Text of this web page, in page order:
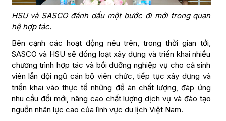
HSU và SASCO đánh dấu một bước đi mới trong quan
hệ hợp tác.
Bên cạnh các hoạt động nêu trên, trong thời gian tới,
SASCO và HSU sẽ đồng loạt xây dựng và triển khai nhiều
chương trình hợp tác và bồi dưỡng nghiệp vụ cho cả sinh
viên lẫn đội ngũ cán bộ viên chức, tiếp tục xây dựng và
triển khai vào thực tế những đề án chất lượng, đáp ứng
nhu cầu đổi mới, nâng cao chất lượng dịch vụ và đào tạo
nguồn nhân lực cao của lĩnh vực du lịch Việt Nam.